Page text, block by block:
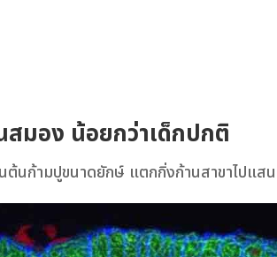
มอง น้อยกว่าเด็กปกติ
นก้ามปูขนาดยักษ์ แตกกิ่งก้านสาขาไปแส